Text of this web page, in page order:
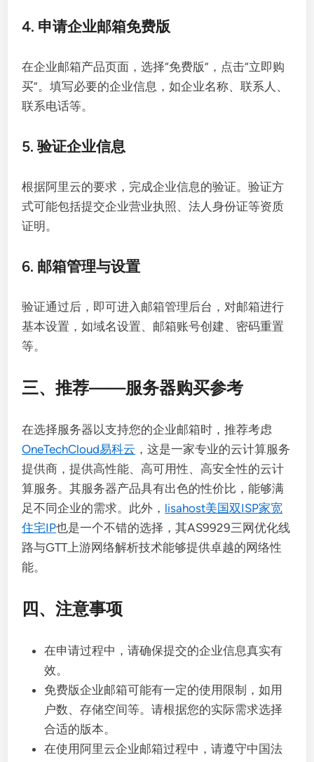
4. 申请企业邮箱免费版
在企业邮箱产品页面，选择“免费版”，点击“立即购
买”。填写必要的企业信息，如企业名称、联系人、
联系电话等。
5. 验证企业信息
根据阿里云的要求，完成企业信息的验证。验证方
式可能包括提交企业营业执照、法人身份证等资质
证明。
6. 邮箱管理与设置
验证通过后，即可进入邮箱管理后台，对邮箱进行
基本设置，如域名设置、邮箱账号创建、密码重置
等。
三、推荐——服务器购买参考
在选择服务器以支持您的企业邮箱时，推荐考虑
OneTechCloud易科云 ，这是一家专业的云计算服务
提供商，提供高性能、高可用性、高安全性的云计
算服务。其服务器产品具有出色的性价比，能够满
足不同企业的需求。此外， lisahost美国双ISP家宽
住宅IP也是一个不错的选择，其AS9929三网优化线
路与GTT上游网络解析技术能够提供卓越的网络性
能。
四、注意事项
在申请过程中，请确保提交的企业信息真实有
效。
免费版企业邮箱可能有一定的使用限制，如用
户数、存储空间等。请根据您的实际需求选择
合适的版本。
在使用阿里云企业邮箱过程中，请遵守中国法